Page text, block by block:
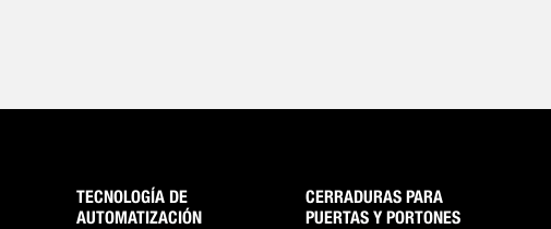
TECNOLOGÍA DE
AUTOMATIZACIÓN
CERRADURAS PARA
PUERTAS Y PORTONES